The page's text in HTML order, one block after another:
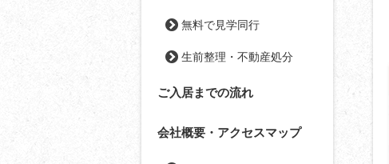
無料で見学同行
生前整理・不動産処分
ご入居までの流れ
会社概要・アクセスマップ